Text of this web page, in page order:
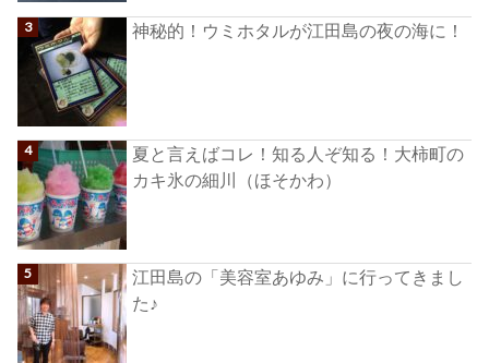
神秘的！ウミホタルが江田島の夜の海に！
夏と言えばコレ！知る人ぞ知る！大柿町の
カキ氷の細川（ほそかわ）
江田島の「美容室あゆみ」に行ってきまし
た♪